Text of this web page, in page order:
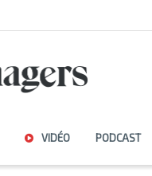
VIDÉO PODCAST